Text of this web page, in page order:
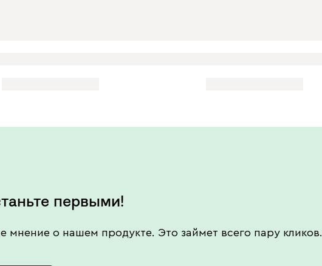
первыми!
мнение о нашем продукте. Это займет всего пару кликов.